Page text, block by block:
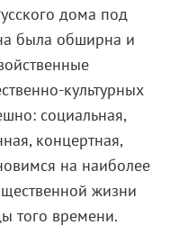
дома под
была обширна и
культурных
социальная,
концертная,
на наиболее
жизни
того времени.